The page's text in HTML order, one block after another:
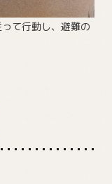
て行動し、避難の